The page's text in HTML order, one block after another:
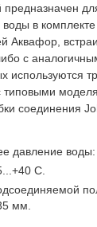
предназначен
воды в
Аквафор,
с
используются
типовыми
соединения
давление
С.
мм.